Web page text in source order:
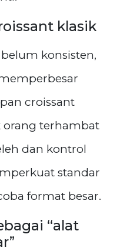
klasik
konsisten,
croissant
terhambat
dan kontrol
standar
format besar.
“alat